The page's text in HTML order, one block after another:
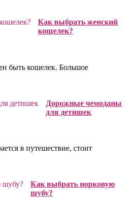
Как выбрать женский
кошелек?
быть кошелек. Большое
Дорожные чемоданы
для детишек
в путешествие, стоит
Как выбрать норковую
шубу?